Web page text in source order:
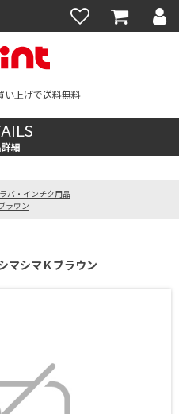
い上げで送料無料
細
バ・インチク用品
ラウン
マシマＫブラウン